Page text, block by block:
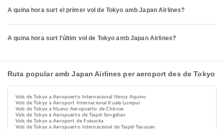
A quina hora surt el primer vol de Tokyo amb Japan Airlines?
A quina hora surt l'últim vol de Tokyo amb Japan Airlines?
Ruta popular amb Japan Airlines per aeroport des de Tokyo
Vols de Tokyo a Aeropuerto Internacional Ninoy Aquino
Vols de Tokyo a Aeroport Internacional Kuala Lumpur
Vols de Tokyo a Nuevo Aeropuerto de Chitose
Vols de Tokyo a Aeropuerto de Taipéi Songshan
Vols de Tokyo a Aeroport de Fukuoka
Vols de Tokyo a Aeropuerto Internacional de Taipéi Taoyuan